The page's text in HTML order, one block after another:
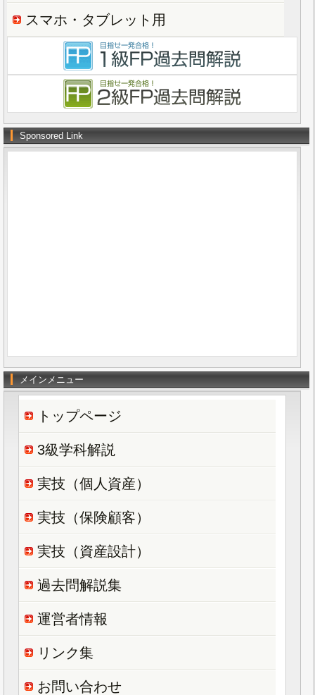
スマホ・タブレット用
Sponsored Link
メインメニュー
トップページ
3級学科解説
実技（個人資産）
実技（保険顧客）
実技（資産設計）
過去問解説集
運営者情報
リンク集
お問い合わせ